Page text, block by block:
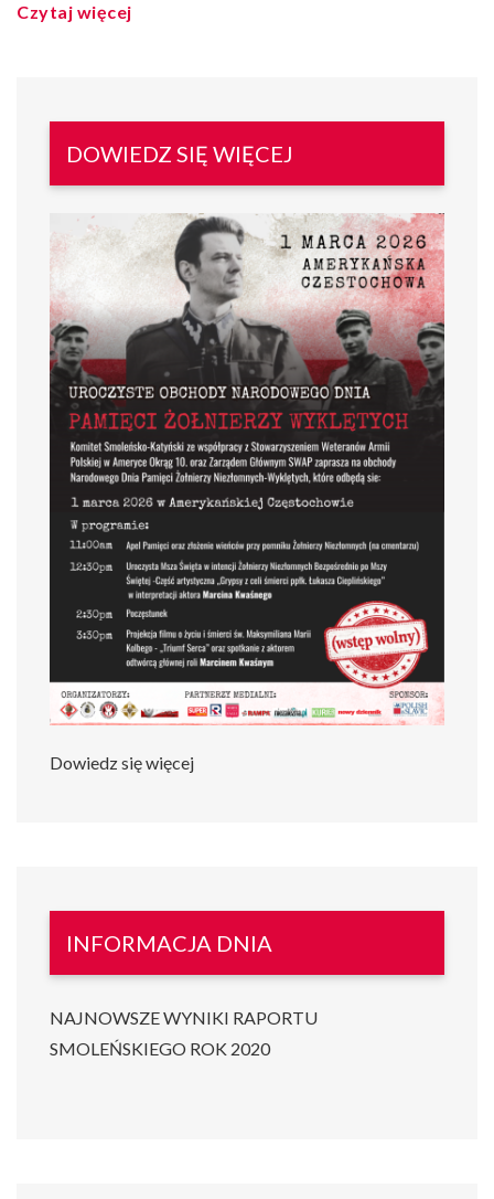
Czytaj więcej
DOWIEDZ SIĘ WIĘCEJ
Dowiedz się więcej
INFORMACJA DNIA
NAJNOWSZE WYNIKI RAPORTU
SMOLEŃSKIEGO ROK 2020